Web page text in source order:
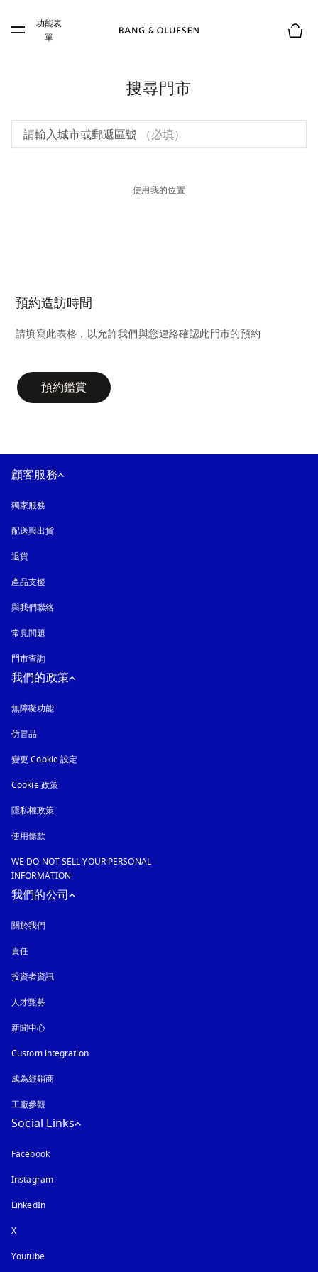
Skip to main footer
功能表
單
搜尋門市
請輸入城市或郵遞區號 （必填）
使用我的位置
預約造訪時間
請填寫此表格，以允許我們與您連絡確認此門市的預約
預約鑑賞
顧客服務
獨家服務
配送與出貨
退貨
產品支援
與我們聯絡
常見問題
門市查詢
我們的政策
無障礙功能
仿冒品
變更 Cookie 設定
Cookie 政策以新標籤頁開啟
隱私權政策
使用條款
WE DO NOT SELL YOUR PERSONAL
INFORMATION
我們的公司
關於我們
責任
投資者資訊
人才甄募
新聞中心
Custom integration
成為經銷商
工廠參觀
Social Links
Facebook
Instagram以新標籤頁開啟
LinkedIn
X
Youtube以新標籤頁開啟